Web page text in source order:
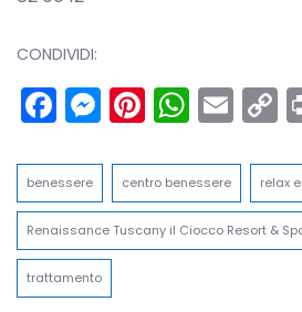
CONDIVIDI:
Facebook
Messenger
Pinterest
benessere centro benessere relax
Renaissance Tuscany il Ciocco Resort &
trattamento